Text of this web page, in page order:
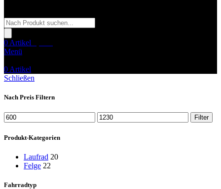
Products
search
0 Artikel
Menü
0 Artikel
Schließen
Nach Preis Filtern
Min.
Preis
Max.
Preis
Filter
Produkt-Kategorien
Laufrad 20
Felge 22
Fahrradtyp